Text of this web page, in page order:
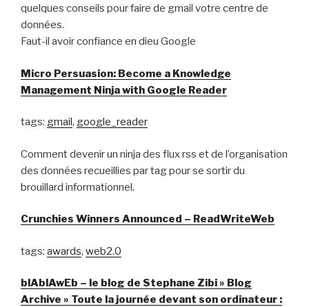
quelques conseils pour faire de gmail votre centre de
données.
Faut-il avoir confiance en dieu Google
Micro Persuasion: Become a Knowledge
Management Ninja with Google Reader
tags: gmail, google_reader
Comment devenir un ninja des flux rss et de l’organisation
des données recueillies par tag pour se sortir du
brouillard informationnel.
Crunchies Winners Announced – ReadWriteWeb
tags: awards, web2.0
blAblAwEb – le blog de Stephane Zibi » Blog
Archive » Toute la journée devant son ordinateur :